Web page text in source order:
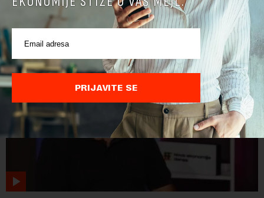
eutanazije stoke, dok se uvoz mesa udvostručio. Zbog
dramatičnog pada domaće ponude, s...
PRIJAVITE SE